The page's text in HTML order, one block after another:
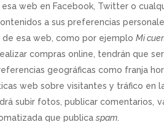
web en Facebook, Twitter o
a sus preferencias
de esa web, como por ejemploMi
compras online, tendrán que
geográficas como franja
web sobre visitantes y tráfico en
subir fotos, publicar comentarios,
que publicaspam